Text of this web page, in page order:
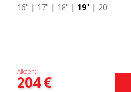
16" | 17" | 18" | 19" | 20"
Alkaen:
204€